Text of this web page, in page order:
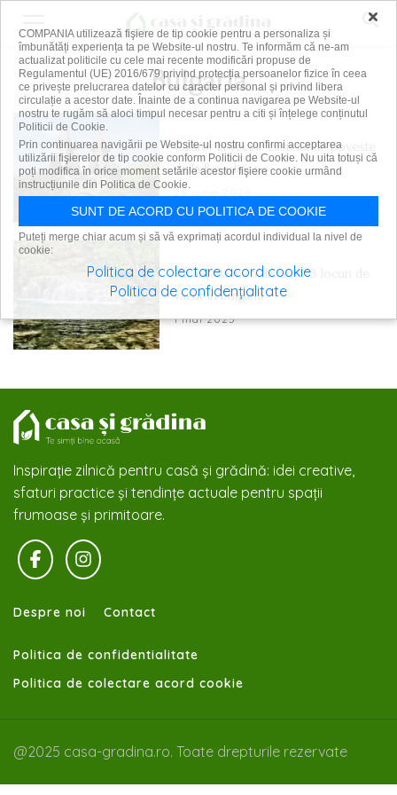
Bulgaria
Călător la vecini: castelul de poveste
de la Ravadinovo
28 iunie 2026
Vacanță la mică distanță: 3 locuri de
văzut în Bulgaria
1 mai 2025
Inspirație zilnică pentru casă și grădină: idei creative,
sfaturi practice și tendințe actuale pentru spații
frumoase și primitoare.
Despre noi Contact
Politica de confidentialitate
Politica de colectare acord cookie
@2025 casa-gradina.ro. Toate drepturile rezervate
×
COMPANIA utilizează fişiere de tip cookie pentru a personaliza și
îmbunătăți experiența ta pe Website-ul nostru. Te informăm că ne-am
actualizat politicile cu cele mai recente modificări propuse de
Regulamentul (UE) 2016/679 privind protecția persoanelor fizice în ceea
ce privește prelucrarea datelor cu caracter personal și privind libera
circulație a acestor date. Înainte de a continua navigarea pe Website-ul
nostru te rugăm să aloci timpul necesar pentru a citi și înțelege conținutul
Politicii de Cookie.
Prin continuarea navigării pe Website-ul nostru confirmi acceptarea
utilizării fişierelor de tip cookie conform Politicii de Cookie. Nu uita totuși că
poți modifica în orice moment setările acestor fişiere cookie urmând
instrucțiunile din Politica de Cookie.
SUNT DE ACORD CU POLITICA DE COOKIE
Puteți merge chiar acum și să vă exprimați acordul individual la nivel de
cookie:
Politica de colectare acord cookie
Politica de confidențialitate